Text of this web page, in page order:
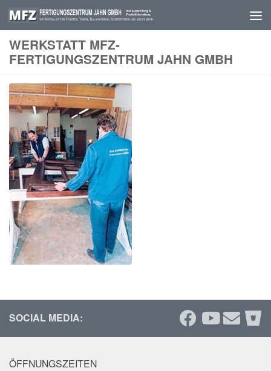
Skip to content
WERKSTATT MFZ-
FERTIGUNGSZENTRUM JAHN GMBH
SOCIAL MEDIA:
ÖFFNUNGSZEITEN